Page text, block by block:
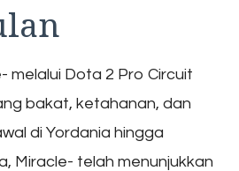
melalui Dota 2 Pro Circuit
bakat, ketahanan, dan
di Yordania hingga
Miracle- telah menunjukkan